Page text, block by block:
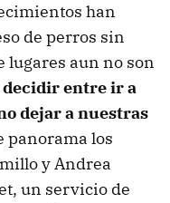
han
de perros sin
lugares aun no son
decidir entre ir a
dejar a nuestras
panorama los
y Andrea
un servicio de